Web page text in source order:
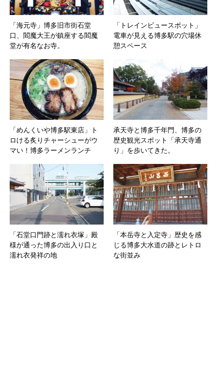
「海元寺」博多旧市街石堂
口、閻魔大王が鎮座する閻魔
堂が有名なお寺。
「トレインビュースポット」
電車が見える博多駅の穴場休
憩スペース
「めんくいや博多駅東店」ト
ロける炙りチャーシューがウ
マい！博多ラーメンランチ
承天寺と博多千年門、博多の
歴史観光スポット「承天寺通
り」を歩いてきた。
「石堂口門跡と濡れ衣塚」殿
様が通った博多の出入り口と
濡れ衣発祥の地
「本岳寺と入定寺」歴史を感
じる博多大水道の跡とレトロ
な街並み